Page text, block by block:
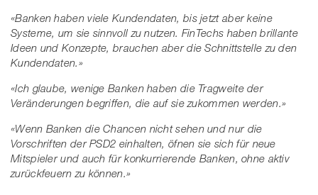
«Banken haben viele Kundendaten, bis jetzt aber keine
Systeme, um sie sinnvoll zu nutzen. FinTechs haben brillante
Ideen und Konzepte, brauchen aber die Schnittstelle zu den
Kundendaten.»
«Ich glaube, wenige Banken haben die Tragweite der
Veränderungen begriffen, die auf sie zukommen werden.»
«Wenn Banken die Chancen nicht sehen und nur die
Vorschriften der PSD2 einhalten, öfnen sie sich für neue
Mitspieler und auch für konkurrierende Banken, ohne aktiv
zurückfeuern zu können.»